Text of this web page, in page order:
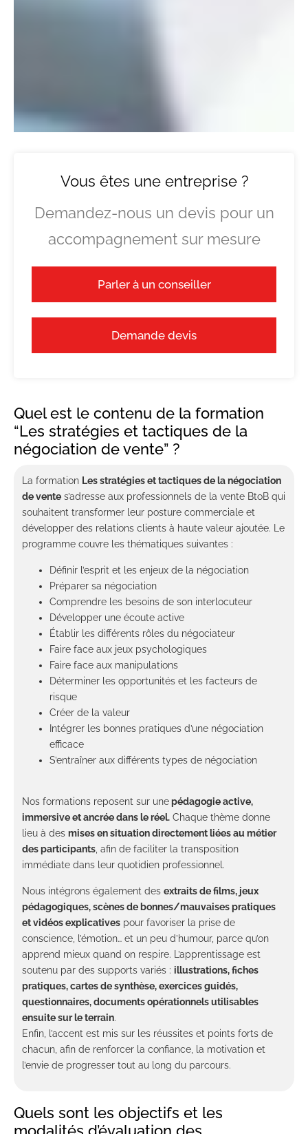
Vous êtes une entreprise ?
Demandez-nous un devis pour un
accompagnement sur mesure
Parler à un conseiller
Demande devis
Quel est le contenu de la formation
“Les stratégies et tactiques de la
négociation de vente” ?
La formation Les stratégies et tactiques de la négociation
de vente s’adresse aux professionnels de la vente BtoB qui
souhaitent transformer leur posture commerciale et
développer des relations clients à haute valeur ajoutée. Le
programme couvre les thématiques suivantes :
Définir l’esprit et les enjeux de la négociation
Préparer sa négociation
Comprendre les besoins de son interlocuteur
Développer une écoute active
Établir les différents rôles du négociateur
Faire face aux jeux psychologiques
Faire face aux manipulations
Déterminer les opportunités et les facteurs de
risque
Créer de la valeur
Intégrer les bonnes pratiques d’une négociation
efficace
S’entraîner aux différents types de négociation
Nos formations reposent sur unepédagogie active,
immersive et ancrée dans le réel. Chaque thème donne
lieu à des mises en situation directement liées au métier
des participants , afin de faciliter la transposition
immédiate dans leur quotidien professionnel.
Nous intégrons également des extraits de films, jeux
pédagogiques, scènes de bonnes/mauvaises pratiques
et vidéos explicatives pour favoriser la prise de
conscience, l’émotion… et un peu d’humour, parce qu’on
apprend mieux quand on respire. L’apprentissage est
soutenu par des supports variés : illustrations, fiches
pratiques, cartes de synthèse, exercices guidés,
questionnaires, documents opérationnels utilisables
ensuite sur le terrain.
Enfin, l’accent est mis sur les réussites et points forts de
chacun, afin de renforcer la confiance, la motivation et
l’envie de progresser tout au long du parcours.
Quels sont les objectifs et les